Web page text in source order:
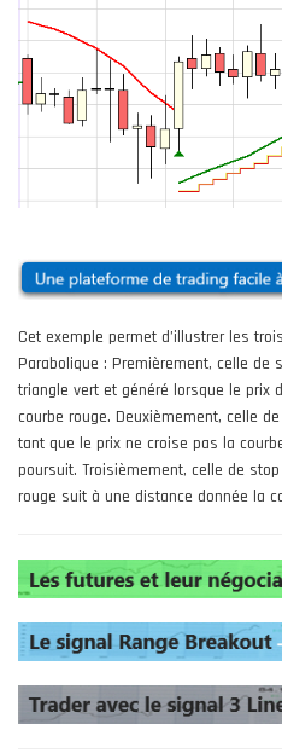
Cet exemple permet d’illustrer les
Parabolique : Premièrement, celle
triangle vert et généré lorsque le prix
courbe rouge. Deuxièmement, celle
tant que le prix ne croise pas la
poursuit. Troisièmement, celle de
rouge suit à une distance donnée la